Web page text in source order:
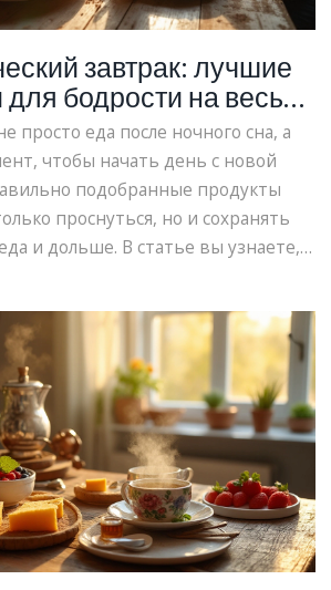
завтрак: лучшие
для бодрости на весь
день
просто еда после ночного сна, а
чтобы начать день с новой
подобранные продукты
проснуться, но и сохранять
и дольше. В статье вы узнаете,
по разнообразным и, самое
рецептам. Не забывайте, что
питание утром — это залог не
дня, но и хорошего настроения.